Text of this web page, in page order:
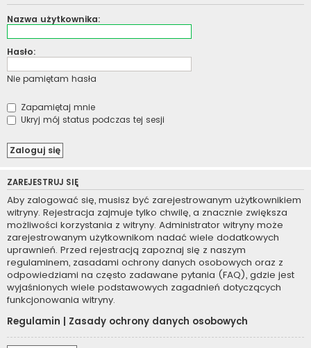
Nazwa użytkownika:
Hasło:
Nie pamiętam hasła
Zapamiętaj mnie
Ukryj mój status podczas tej sesji
ZAREJESTRUJ SIĘ
Aby zalogować się, musisz być zarejestrowanym użytkownikiem
witryny. Rejestracja zajmuje tylko chwilę, a znacznie zwiększa
możliwości korzystania z witryny. Administrator witryny może
zarejestrowanym użytkownikom nadać wiele dodatkowych
uprawnień. Przed rejestracją zapoznaj się z naszym
regulaminem, zasadami ochrony danych osobowych oraz z
odpowiedziami na często zadawane pytania (FAQ), gdzie jest
wyjaśnionych wiele podstawowych zagadnień dotyczących
funkcjonowania witryny.
Regulamin | Zasady ochrony danych osobowych